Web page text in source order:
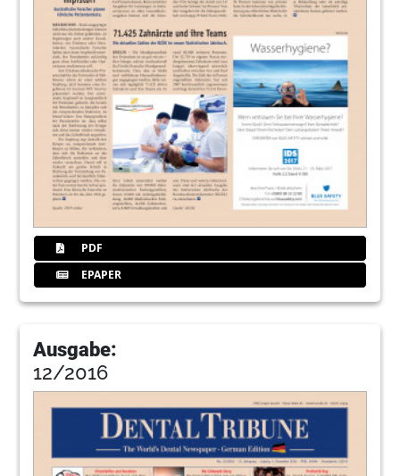
Boulevard Nord
Redaktion
NSK
PDF
EPAPER
Ausgabe:
12/2016